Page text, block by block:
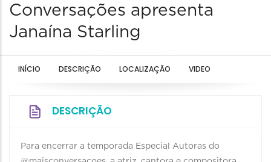
Conversações apresenta
Janaína Starling
INÍCIO DESCRIÇÃO LOCALIZAÇÃO VIDEO
DESCRIÇÃO
Para encerrar a temporada Especial Autoras do